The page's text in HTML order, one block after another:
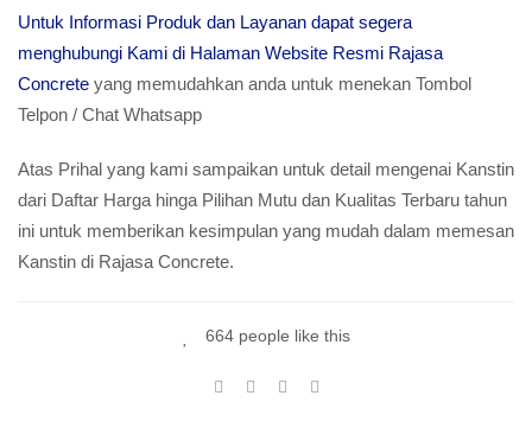
Untuk Informasi Produk dan Layanan dapat segera
menghubungi Kami di Halaman Website Resmi Rajasa
Concrete yang memudahkan anda untuk menekan Tombol
Telpon / Chat Whatsapp
Atas Prihal yang kami sampaikan untuk detail mengenai Kanstin
dari Daftar Harga hinga Pilihan Mutu dan Kualitas Terbaru tahun
ini untuk memberikan kesimpulan yang mudah dalam memesan
Kanstin di Rajasa Concrete.
664 people like this